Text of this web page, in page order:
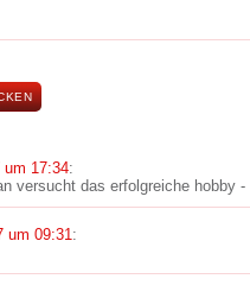
um 17:34:
versucht das erfolgreiche hobby -
um 09:31: